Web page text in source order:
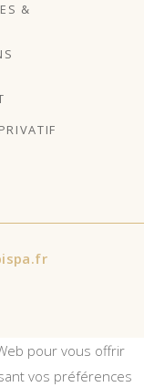
&
pour vous offrir
vos préférences